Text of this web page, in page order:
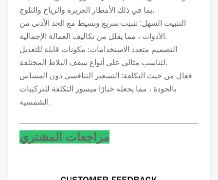
بما في ذلك الأمطار الغزيرة والرياح والثلوج.
التثبيت السهل: تثبيت سريع وبسيط مع الحد الأدنى من
الأدوات ، مما يقلل من تكاليف العمالة الإجمالية.
التصميم متعدد الاستخدامات: مكونات قابلة للتعديل
لتناسب مثالي على أنواع سقف البلاط المختلفة.
فعال من حيث التكلفة: التسعير التنافسي دون المساس
بالجودة ، مما يجعله خيارًا ميسور التكلفة للتركيبات
الشمسية.
مراجعات المشتري